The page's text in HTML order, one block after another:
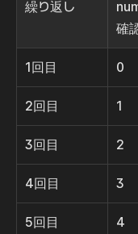
繰り返し
確
1回目 0
2回目 1
3回目 2
4回目 3
5回目 4